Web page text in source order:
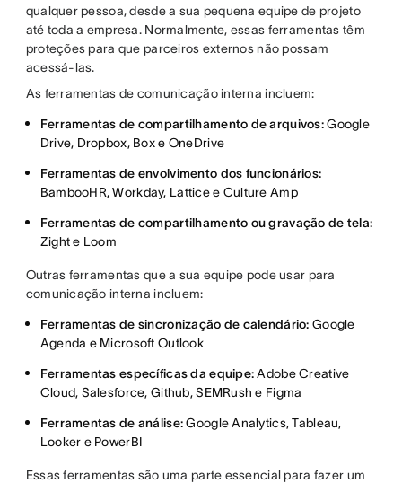
qualquer pessoa, desde a sua pequena equipe de projeto
até toda a empresa. Normalmente, essas ferramentas têm
proteções para que parceiros externos não possam
acessá-las.
As ferramentas de comunicação interna incluem:
Ferramentas de compartilhamento de arquivos:Google
Drive, Dropbox, Box e OneDrive
Ferramentas de envolvimento dos funcionários:
BambooHR, Workday, Lattice e Culture Amp
Ferramentas de compartilhamento ou gravação de tela:
Zight e Loom
Outras ferramentas que a sua equipe pode usar para
comunicação interna incluem:
Ferramentas de sincronização de calendário: Google
Agenda e Microsoft Outlook
Ferramentas específicas da equipe:Adobe Creative
Cloud, Salesforce, Github, SEMRush e Figma
Ferramentas de análise:Google Analytics, Tableau,
Looker e PowerBI
Essas ferramentas são uma parte essencial para fazer um